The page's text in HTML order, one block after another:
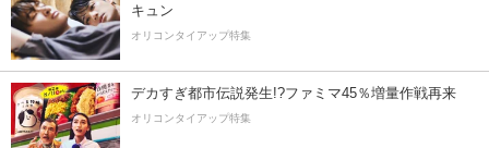
キュン
オリコンタイアップ特集
デカすぎ都市伝説発生!?ファミマ45％増量作戦再来
オリコンタイアップ特集